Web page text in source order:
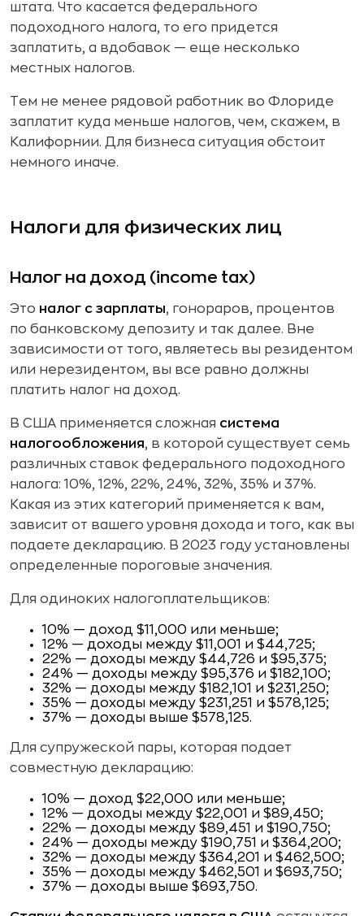
штата. Что касается федерального
подоходного налога, то его придется
заплатить, а вдобавок — еще несколько
местных налогов.
Тем не менее рядовой работник во Флориде
заплатит куда меньше налогов, чем, скажем, в
Калифорнии. Для бизнеса ситуация обстоит
немного иначе.
Налоги для физических лиц
Налог на доход (income tax)
Это налог с зарплаты, гонораров, процентов
по банковскому депозиту и так далее. Вне
зависимости от того, являетесь вы резидентом
или нерезидентом, вы все равно должны
платить налог на доход.
В США применяется сложная система
налогообложения, в которой существует семь
различных ставок федерального подоходного
налога: 10%, 12%, 22%, 24%, 32%, 35% и 37%.
Какая из этих категорий применяется к вам,
зависит от вашего уровня дохода и того, как вы
подаете декларацию. В 2023 году установлены
определенные пороговые значения.
Для одиноких налогоплательщиков:
10% — доход $11,000 или меньше;
12% — доходы между $11,001 и $44,725;
22% — доходы между $44,726 и $95,375;
24% — доходы между $95,376 и $182,100;
32% — доходы между $182,101 и $231,250;
35% — доходы между $231,251 и $578,125;
37% — доходы выше $578,125.
Для супружеской пары, которая подает
совместную декларацию:
10% — доход $22,000 или меньше;
12% — доходы между $22,001 и $89,450;
22% — доходы между $89,451 и $190,750;
24% — доходы между $190,751 и $364,200;
32% — доходы между $364,201 и $462,500;
35% — доходы между $462,501 и $693,750;
37% — доходы выше $693,750.